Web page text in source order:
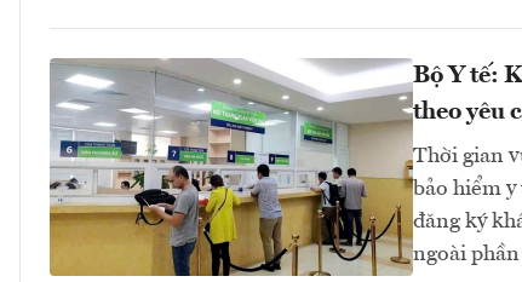
Bộ Y tế:
theo yêu
Thời gian
bảo hiểm
đăng ký
ngoài